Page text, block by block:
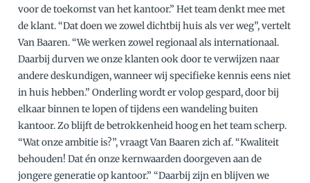
voor de toekomst van het kantoor.” Het team denkt mee met
de klant. “Dat doen we zowel dichtbij huis als ver weg”, vertelt
Van Baaren. “We werken zowel regionaal als internationaal.
Daarbij durven we onze klanten ook door te verwijzen naar
andere deskundigen, wanneer wij specifieke kennis eens niet
in huis hebben.” Onderling wordt er volop gespard, door bij
elkaar binnen te lopen of tijdens een wandeling buiten
kantoor. Zo blijft de betrokkenheid hoog en het team scherp.
“Wat onze ambitie is?”, vraagt Van Baaren zich af. “Kwaliteit
behouden! Dat én onze kernwaarden doorgeven aan de
jongere generatie op kantoor.” “Daarbij zijn en blijven we